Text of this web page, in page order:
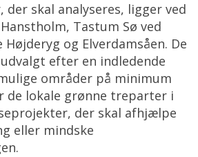
der skal analyseres, ligger ved
Tastum Sø ved
Højderyg og Elverdamsåen. De
efter en indledende
områder på minimum
de lokale grønne treparter i
der skal afhjælpe
eller mindske